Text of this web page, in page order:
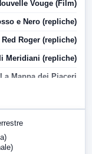
Vouge (Film)
e Nero (repliche)
Roger (repliche)
Meridiani (repliche)
La Mappa dei Piaceri